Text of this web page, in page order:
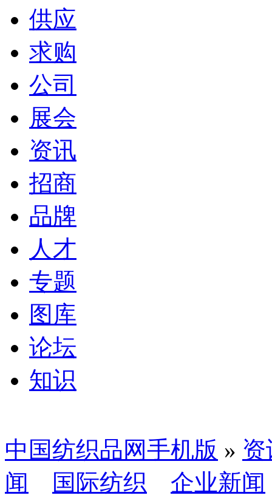
供应
求购
公司
展会
资讯
招商
品牌
人才
专题
图库
论坛
知识
中国纺织品网手机版 » 资
闻
国际纺织
企业新闻